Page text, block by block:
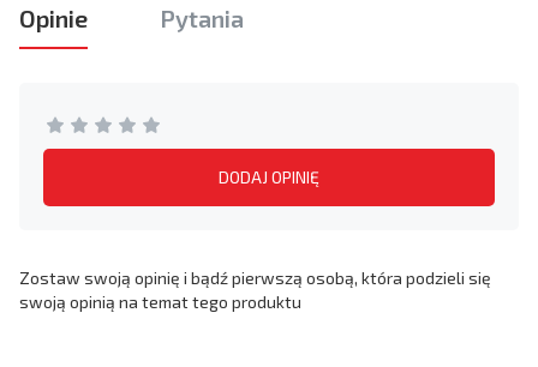
Opinie Pytania
DODAJ OPINIĘ
Zostaw swoją opinię i bądź pierwszą osobą, która podzieli się
swoją opinią na temat tego produktu